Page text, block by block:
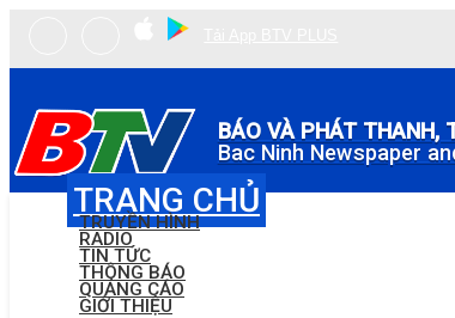
BÁO VÀ PHÁT THANH,
Bac Ninh Newspaper
TRANG CHỦ
TRUYỀN HÌNH
RADIO
TIN TỨC
THÔNG BÁO
QUẢNG CÁO
GIỚI THIỆU